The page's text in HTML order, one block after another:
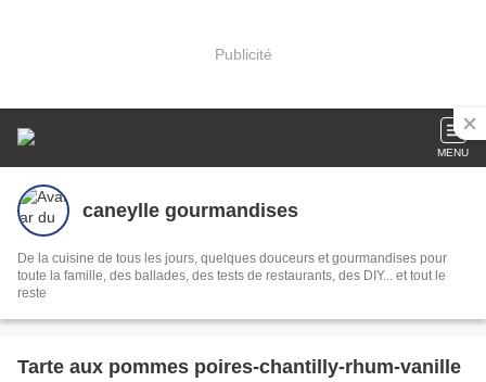
Publicité
MENU
caneylle gourmandises
De la cuisine de tous les jours, quelques douceurs et gourmandises pour
toute la famille, des ballades, des tests de restaurants, des DIY... et tout le
reste
Tarte aux pommes poires-chantilly-rhum-vanille